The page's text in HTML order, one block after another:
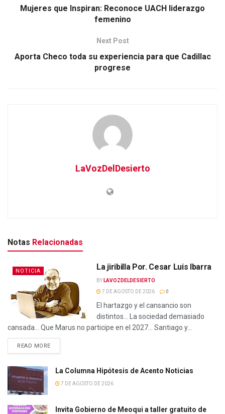
Mujeres que Inspiran: Reconoce UACH liderazgo
femenino
Next Post
Aporta Checo toda su experiencia para que Cadillac
progrese
LaVozDelDesierto
Notas Relacionadas
NOTICIA La jiribilla Por. Cesar Luis Ibarra
BY LAVOZDELDESIERTO
7 DE AGOSTO DE 2026
0
El hartazgo y el cansancio son
distintos… La sociedad demasiado
cansada… Que Marus no participe en el 2027… Santiago y...
READ MORE
La Columna Hipótesis de Acento Noticias
7 DE AGOSTO DE 2026
Invita Gobierno de Meoqui a taller gratuito de